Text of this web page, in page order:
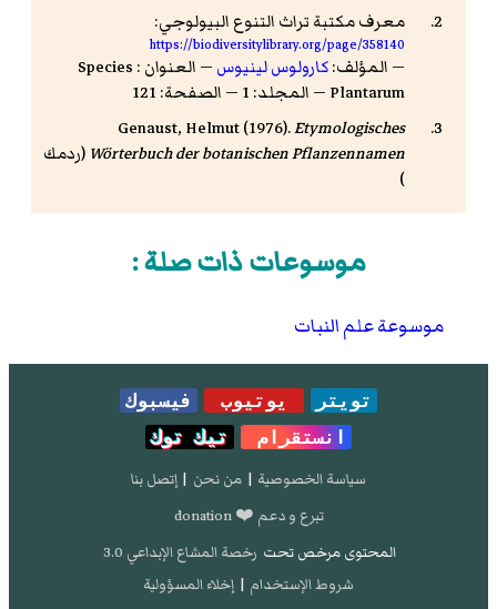
معرف مكتبة تراث التنوع البيولوجي:
https://biodiversitylibrary.org/page/358140
— المؤلف:كارولوس لينيوس
— العنوان : Species
Plantarum — المجلد: 1 — الصفحة: 121
Genaust, Helmut (1976).Etymologisches
Wörterbuch der botanischen Pflanzennamen
(ردمك
)
موسوعات ذات صلة :
موسوعة علم النبات
تويتر يوتيوب
فيسبوك
انستقرام
تيك توك
سياسة الخصوصية | من نحن | إتصل بنا
تبرع و دعم ❤️ donation
المحتوى مرخص تحت رخصة المشاع الإبداعي 3.0
شروط الإستخدام | إخلاء المسؤولية